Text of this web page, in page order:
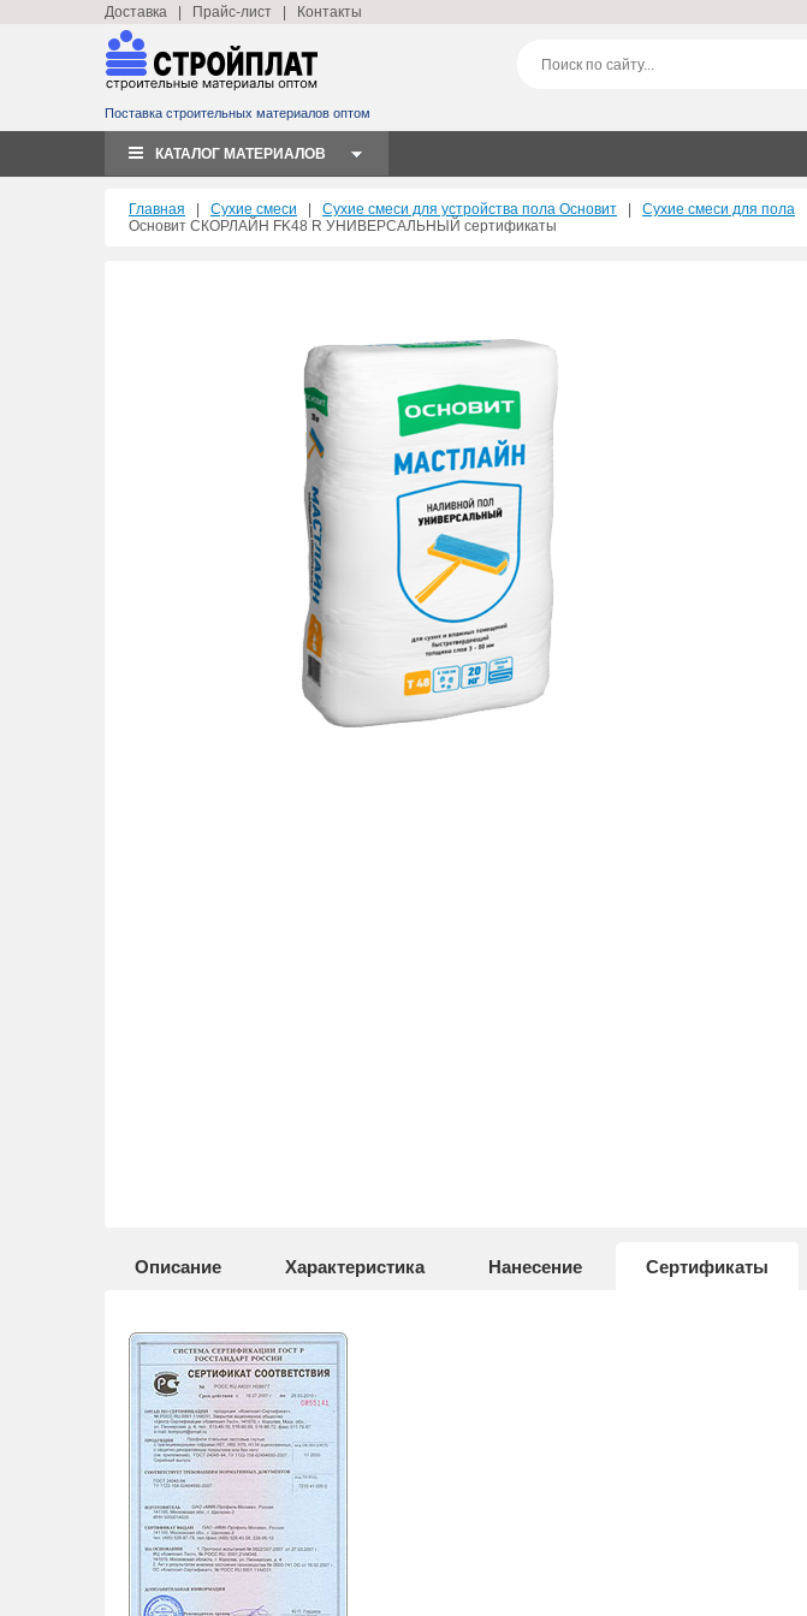
Доставка Прайс-лист Контакты
Поставка строительных материалов оптом
КАТАЛОГ МАТЕРИАЛОВ
Главная Сухие смеси Сухие смеси для устройства пола Основит Сухие смеси для пола
Основит СКОРЛАЙН FK48 R УНИВЕРСАЛЬНЫЙ сертификаты
Описание Характеристика Нанесение Сертификаты